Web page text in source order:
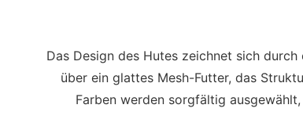
Das Design des Hutes zeichnet sich
über ein glattes Mesh-Futter, das
Farben werden sorgfältig